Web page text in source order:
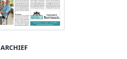
ARCHIEF